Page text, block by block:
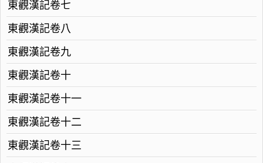
東觀漢記卷七
東觀漢記卷八
東觀漢記卷九
東觀漢記卷十
東觀漢記卷十一
東觀漢記卷十二
東觀漢記卷十三